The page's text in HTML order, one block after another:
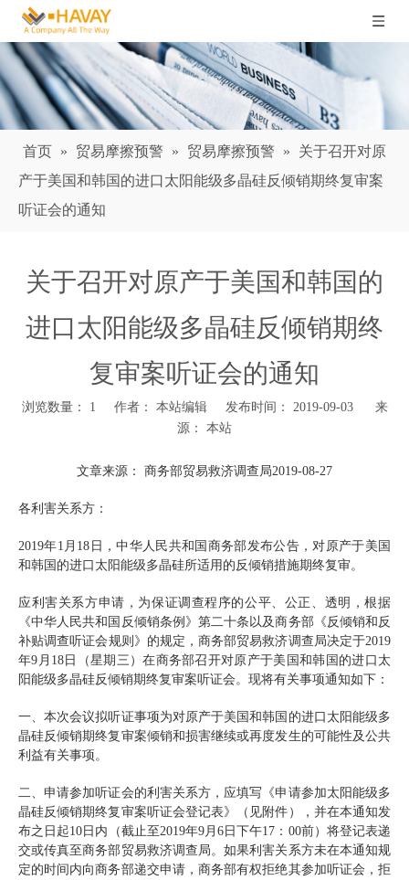
首页 » 贸易摩擦预警 » 贸易摩擦预警 »
关于召开对原
产于美国和韩国的进口太阳能级多晶硅反倾销期终复审案
听证会的通知
关于召开对原产于美国和韩国的
进口太阳能级多晶硅反倾销期终
复审案听证会的通知
浏览数量： 1 作者： 本站编辑 发布时间： 2019-09-03 来
源： 本站
文章来源：
商务部贸易救济调查局2019-08-27
各利害关系方：
2019年1月18日，中华人民共和国商务部发布公告，对原产于美国
和韩国的进口太阳能级多晶硅所适用的反倾销措施期终复审。
应利害关系方申请，为保证调查程序的公平、公正、透明，根据
《中华人民共和国反倾销条例》第二十条以及商务部《反倾销和反
补贴调查听证会规则》的规定，商务部贸易救济调查局决定于2019
年9月18日（星期三）在商务部召开对原产于美国和韩国的进口太
阳能级多晶硅反倾销期终复审案听证会。现将有关事项通知如下：
一、本次会议拟听证事项为对原产于美国和韩国的进口太阳能级多
晶硅反倾销期终复审案倾销和损害继续或再度发生的可能性及公共
利益有关事项。
二、申请参加听证会的利害关系方，应填写《申请参加太阳能级多
晶硅反倾销期终复审案听证会登记表》（见附件），并在本通知发
布之日起10日内（截止至2019年9月6日下午17：00前）将登记表递
交或传真至商务部贸易救济调查局。如果利害关系方未在本通知规
定的时间内向商务部递交申请，商务部有权拒绝其参加听证会，拒